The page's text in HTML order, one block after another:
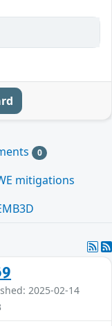
0
mitigations
2025-02-14